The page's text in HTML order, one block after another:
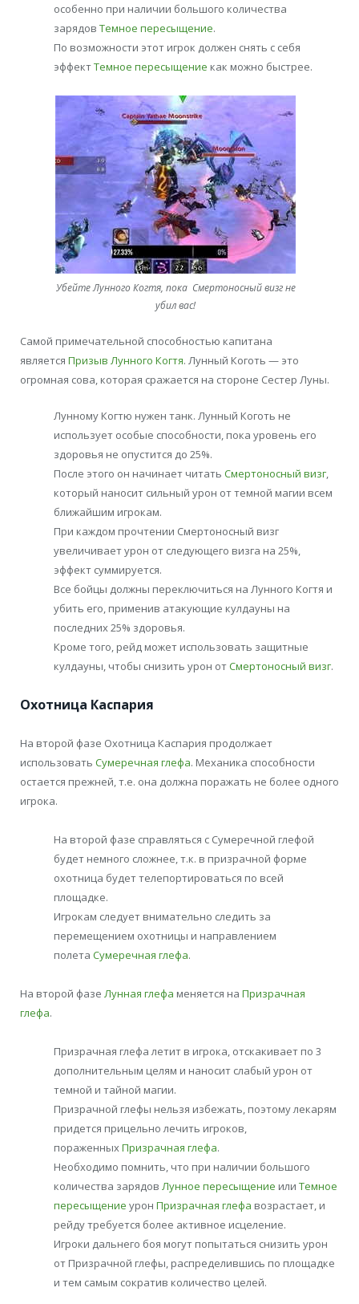
особенно при наличии большого количества
зарядов Темное пересыщение.
По возможности этот игрок должен снять с себя
эффектТемное пересыщение как можно быстрее.
Убейте Лунного Когтя, пока Смертоносный визг не
убил вас!
Самой примечательной способностью капитана
является Призыв Лунного Когтя. Лунный Коготь — это
огромная сова, которая сражается на стороне Сестер Луны.
Лунному Когтю нужен танк. Лунный Коготь не
использует особые способности, пока уровень его
здоровья не опустится до 25%.
После этого он начинает читать Смертоносный визг,
который наносит сильный урон от темной магии всем
ближайшим игрокам.
При каждом прочтении Смертоносный визг
увеличивает урон от следующего визга на 25%,
эффект суммируется.
Все бойцы должны переключиться на Лунного Когтя и
убить его, применив атакующие кулдауны на
последних 25% здоровья.
Кроме того, рейд может использовать защитные
кулдауны, чтобы снизить урон отСмертоносный визг.
Охотница Каспария
На второй фазе Охотница Каспария продолжает
использовать Сумеречная глефа. Механика способности
остается прежней, т.е. она должна поражать не более одного
игрока.
На второй фазе справляться с Сумеречной глефой
будет немного сложнее, т.к. в призрачной форме
охотница будет телепортироваться по всей
площадке.
Игрокам следует внимательно следить за
перемещением охотницы и направлением
полета Сумеречная глефа.
На второй фазе Лунная глефа меняется на Призрачная
глефа.
Призрачная глефа летит в игрока, отскакивает по 3
дополнительным целям и наносит слабый урон от
темной и тайной магии.
Призрачной глефы нельзя избежать, поэтому лекарям
придется прицельно лечить игроков,
пораженныхПризрачная глефа.
Необходимо помнить, что при наличии большого
количества зарядов Лунное пересыщение или Темное
пересыщение урон Призрачная глефа возрастает, и
рейду требуется более активное исцеление.
Игроки дальнего боя могут попытаться снизить урон
от Призрачной глефы, распределившись по площадке
и тем самым сократив количество целей.